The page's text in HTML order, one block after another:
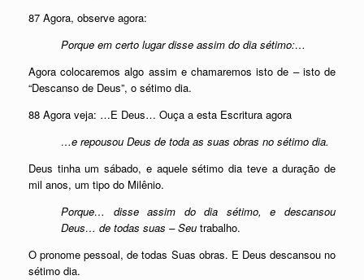
87 Agora, observe agora:
Porque em certo lugar disse assim do dia sétimo:…
Agora colocaremos algo assim e chamaremos isto de – isto de
“Descanso de Deus”, o sétimo dia.
88 Agora veja: …E Deus… Ouça a esta Escritura agora
…e repousou Deus de toda as suas obras no sétimo dia.
Deus tinha um sábado, e aquele sétimo dia teve a duração de
mil anos, um tipo do Milênio.
Porque… disse assim do dia sétimo, e descansou
Deus… de todas suas – Seu trabalho.
O pronome pessoal, de todas Suas obras. E Deus descansou no
sétimo dia.